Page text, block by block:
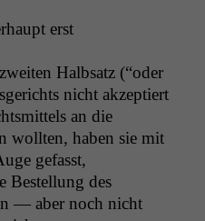
erst
Halb­satz (“oder
nicht akzep­tiert
an die
woll­ten, haben sie mit
gefasst,
Bestel­lung des
— aber noch nicht
Diese
Cookies sind
optional, es
braucht sie,
damit die
Website
korrekt
angezeigt
werden kann.